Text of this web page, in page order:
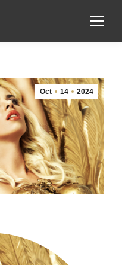
Oct 14 2024